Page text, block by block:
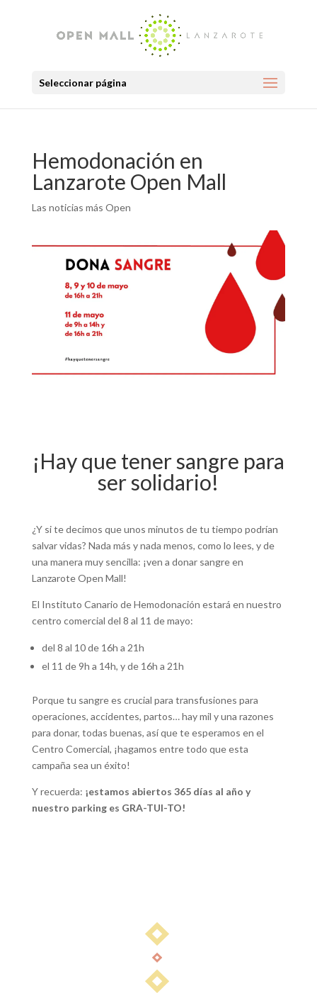
Seleccionar página
Hemodonación en
Lanzarote Open Mall
Las noticias más Open
¡Hay que tener sangre para
ser solidario!
¿Y si te decimos que unos minutos de tu tiempo podrían
salvar vidas? Nada más y nada menos, como lo lees, y de
una manera muy sencilla: ¡ven a donar sangre en
Lanzarote Open Mall!
El Instituto Canario de Hemodonación estará en nuestro
centro comercial del 8 al 11 de mayo:
del 8 al 10 de 16h a 21h
el 11 de 9h a 14h, y de 16h a 21h
Porque tu sangre es crucial para transfusiones para
operaciones, accidentes, partos… hay mil y una razones
para donar, todas buenas, así que te esperamos en el
Centro Comercial, ¡hagamos entre todo que esta
campaña sea un éxito!
Y recuerda: ¡estamos abiertos 365 días al año y
nuestro parking es GRA-TUI-TO!